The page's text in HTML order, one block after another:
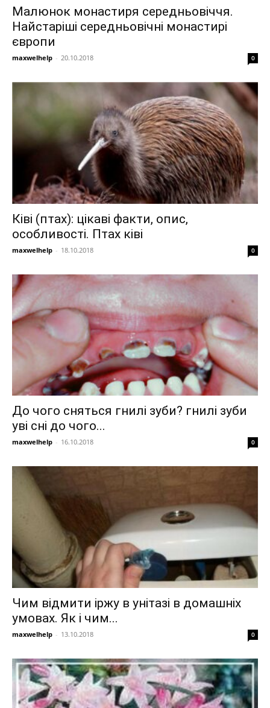
Малюнок монастиря середньовіччя.
Найстаріші середньовічні монастирі
європи
maxwelhelp - 20.10.2018 0
Ківі (птах): цікаві факти, опис,
особливості. Птах ківі
maxwelhelp - 18.10.2018 0
До чого сняться гнилі зуби? гнилі зуби
уві сні до чого...
maxwelhelp - 16.10.2018 0
Чим відмити іржу в унітазі в домашніх
умовах. Як і чим...
maxwelhelp - 13.10.2018 0